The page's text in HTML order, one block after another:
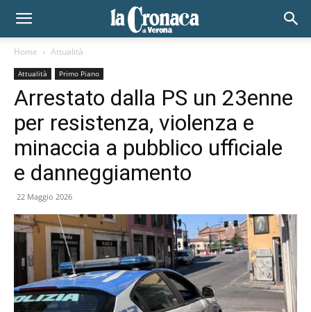
Home Attualità
Attualità Primo Piano
Arrestato dalla PS un 23enne
per resistenza, violenza e
minaccia a pubblico ufficiale
e danneggiamento
22 Maggio 2026